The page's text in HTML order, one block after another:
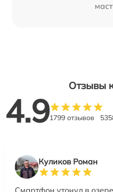
Отзывы
4.91799 отзывов
Куликов Роман
Смартфон утонул в